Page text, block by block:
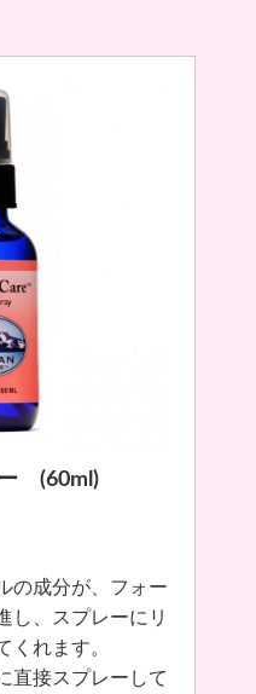
ー (60ml)
の成分が、フォー
し、スプレーにリ
くれます。
直接スプレーして